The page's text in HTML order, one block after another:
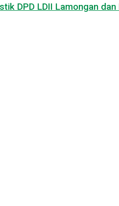
DPD LDII Lamongan